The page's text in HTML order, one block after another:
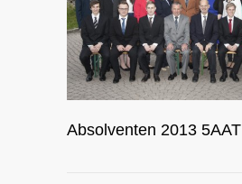
Absolventen 2013 5AAT